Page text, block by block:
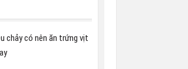
chảy có nên ăn trứng vịt